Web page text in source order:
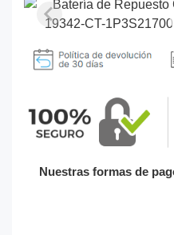
Nuestras formas de